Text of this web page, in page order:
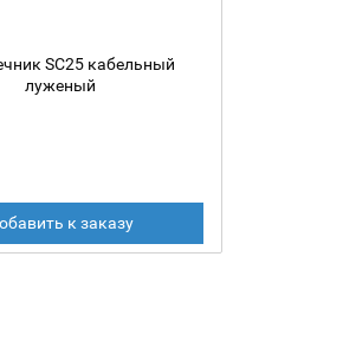
SC25 кабельный
луженый
к заказу